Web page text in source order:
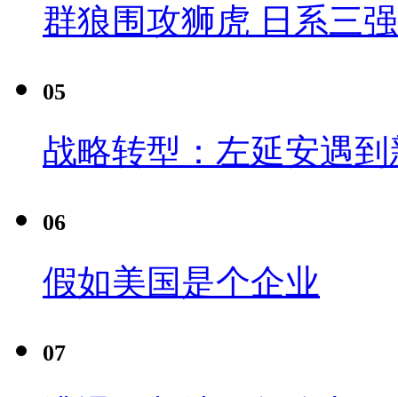
群狼围攻狮虎 日系三
05
战略转型：左延安遇
06
假如美国是个企业
07